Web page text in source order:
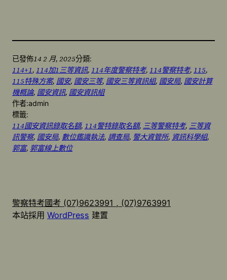
已發佈14 2 月, 2025分類:
114+1, 114加1三等資訊, 114年度警察特考, 114警察特考, 115
115特殊方案, 國安, 國安三等, 國安三等資訊組, 國安局, 國安計算
機概論, 國安資訊, 國安資訊組
作者:admin
標籤:
114國安資訊錄取名額, 114警特錄取名額, 三等警察特考, 三等資
訊警察, 國安局, 數位鑑識執法, 調查局, 警大資管所, 資訊科學組
郭富, 郭富線上數位
警察特考國考 (07)9623991 , (07)9763991
本站採用 WordPress 建置